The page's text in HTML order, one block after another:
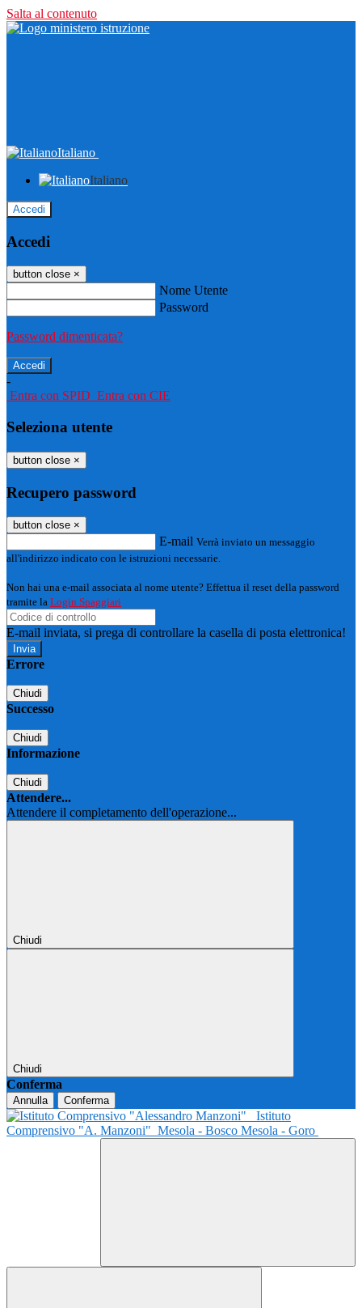
Salta al contenuto
Italiano
Italiano
Accedi
Accedi
button close ×
Nome Utente
Password
Password dimenticata?
-
Entra con SPID Entra con CIE
Seleziona utente
button close ×
Recupero password
button close ×
E-mail Verrà inviato un messaggio
all'indirizzo indicato con le istruzioni necessarie.
Non hai una e-mail associata al nome utente? Effettua il reset della password
tramite la Login Spaggiari
E-mail inviata, si prega di controllare la casella di posta elettronica!
Errore
Chiudi
Successo
Chiudi
Informazione
Chiudi
Attendere...
Attendere il completamento dell'operazione...
Chiudi
Chiudi
Conferma
Annulla Conferma
Istituto
Comprensivo "A. Manzoni" Mesola - Bosco Mesola - Goro